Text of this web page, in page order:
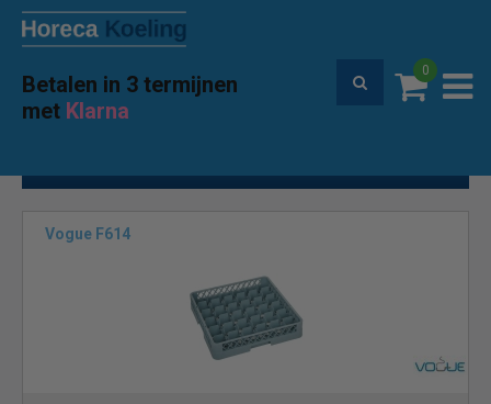
Betalen in 3 termijnen
met Klarna
0
Gratis verzending vanaf € 250
Home Hygiene
Vogue F614